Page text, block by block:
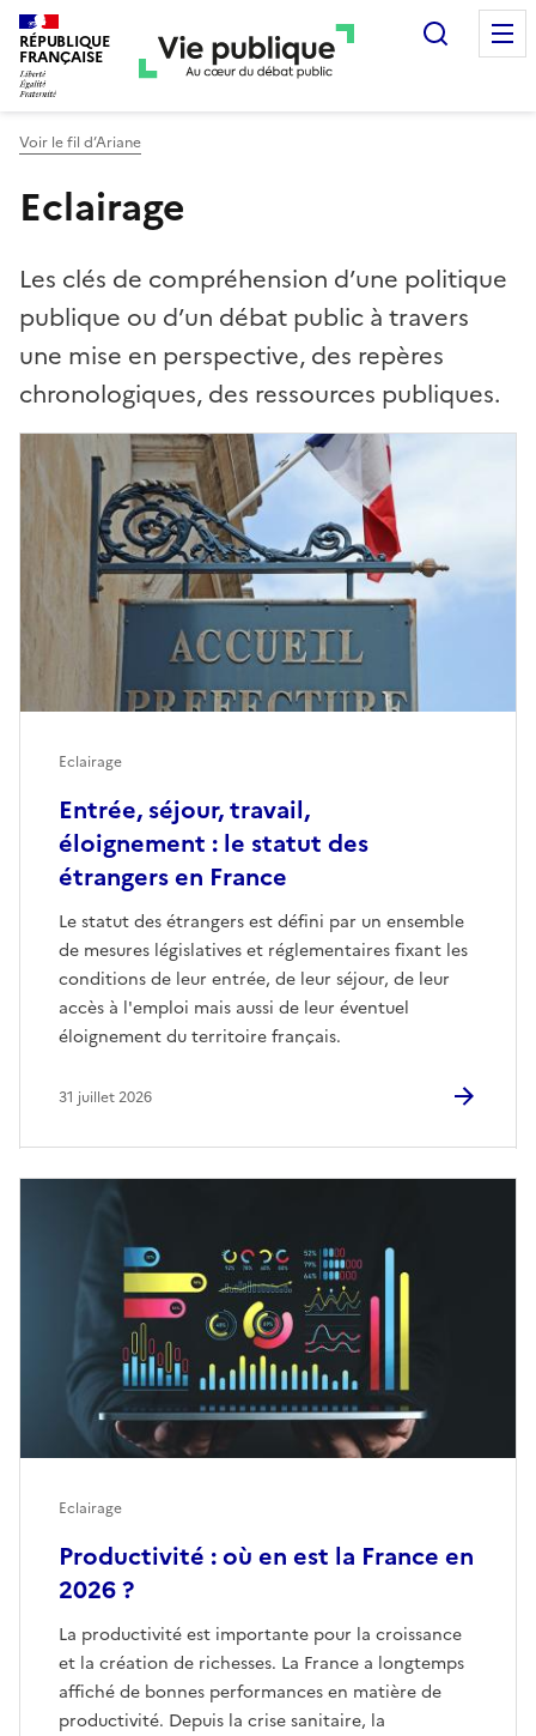
RÉPUBLIQUE
FRANÇAISE
Voir le fil d’Ariane
Eclairage
Les clés de compréhension d’une politique
publique ou d’un débat public à travers
une mise en perspective, des repères
chronologiques, des ressources publiques.
Entrée, séjour, travail,
éloignement : le statut des
étrangers en France
Le statut des étrangers est défini par un ensemble
de mesures législatives et réglementaires fixant les
conditions de leur entrée, de leur séjour, de leur
accès à l'emploi mais aussi de leur éventuel
éloignement du territoire français.
Eclairage
31 juillet 2026
Productivité : où en est la France en
2026 ?
La productivité est importante pour la croissance
et la création de richesses. La France a longtemps
affiché de bonnes performances en matière de
productivité. Depuis la crise sanitaire, la
Eclairage